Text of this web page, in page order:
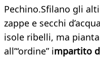
Pechino.Sfilano gli
zappe e secchi
isole ribelli, ma
all’“ordine” impartito